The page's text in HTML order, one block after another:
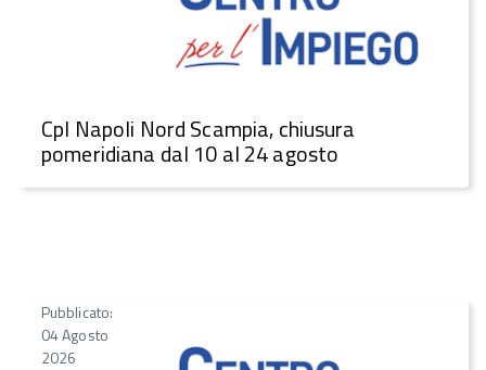
CpI Napoli Nord Scampia, chiusura
pomeridiana dal 10 al 24 agosto
Pubblicato:
04 Agosto
2026